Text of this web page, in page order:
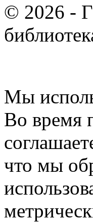
© 2026 -
Мы
Во время
что мы